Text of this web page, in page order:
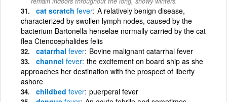
cat scratch fever A relatively benign disease,
characterized by swollen lymph nodes, caused by the
bacterium Bartonella henselae normally carried by the cat
flea Ctenocephalides felis
catarrhal fever Bovine malignant catarrhal fever
channel fever the excitement on board ship as she
approaches her destination with the prospect of liberty
ashore
childbed fever puerperal fever